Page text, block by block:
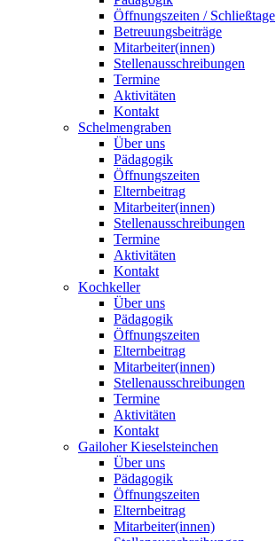
Öffnungszeiten / Schließtage
Betreuungsbeiträge
Mitarbeiter(innen)
Stellenausschreibungen
Termine
Aktivitäten
Kontakt
Schelmengraben
Über uns
Pädagogik
Öffnungszeiten
Elternbeitrag
Mitarbeiter(innen)
Stellenausschreibungen
Termine
Aktivitäten
Kontakt
Kochkeller
Über uns
Pädagogik
Öffnungszeiten
Elternbeitrag
Mitarbeiter(innen)
Stellenausschreibungen
Termine
Aktivitäten
Kontakt
Gailoher Kieselsteinchen
Über uns
Pädagogik
Öffnungszeiten
Elternbeitrag
Mitarbeiter(innen)